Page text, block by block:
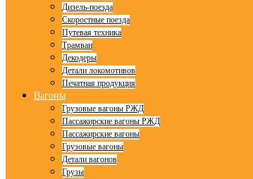
Дизель-поезда
Скоростные поезда
Путевая техника
Трамваи
Декодеры
Детали локомотивов
Печатная продукция
Вагоны
Грузовые вагоны РЖД
Пассажирские вагоны РЖД
Пассажирские вагоны
Грузовые вагоны
Детали вагонов
Грузы